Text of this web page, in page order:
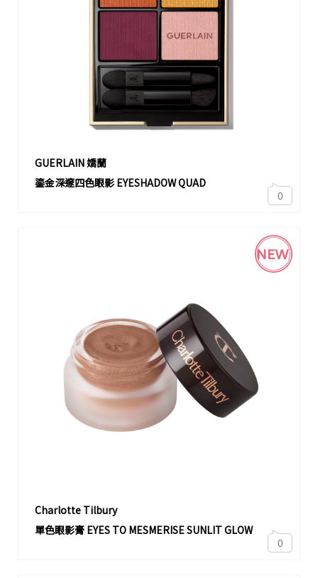
GUERLAIN 嬌蘭
鎏金深邃四色眼影 EYESHADOW QUAD
0
Charlotte Tilbury
單色眼影膏 EYES TO MESMERISE SUNLIT GLOW
NEW
0